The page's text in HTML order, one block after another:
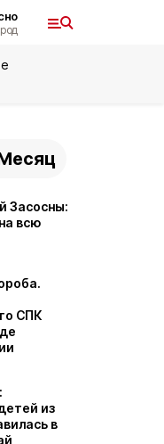
Засосны:
всю
СПК
из
в